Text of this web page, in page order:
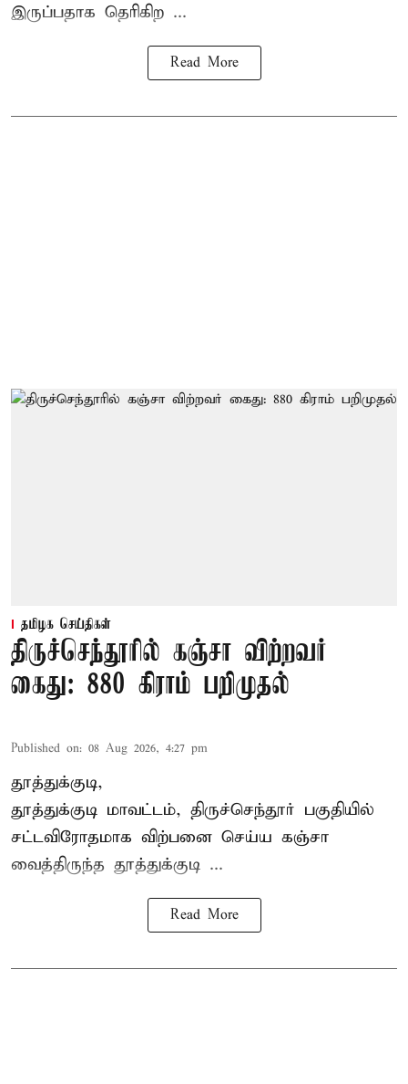
இருப்பதாக தெரிகிற ...
Read More
தமிழக செய்திகள்
திருச்செந்தூரில் கஞ்சா விற்றவர்
கைது: 880 கிராம் பறிமுதல்
Published on: 08 Aug 2026, 4:27 pm
தூத்துக்குடி,
தூத்துக்குடி மாவட்டம், திருச்செந்தூர் பகுதியில்
சட்டவிரோதமாக விற்பனை செய்ய கஞ்சா
வைத்திருந்த தூத்துக்குடி ...
Read More